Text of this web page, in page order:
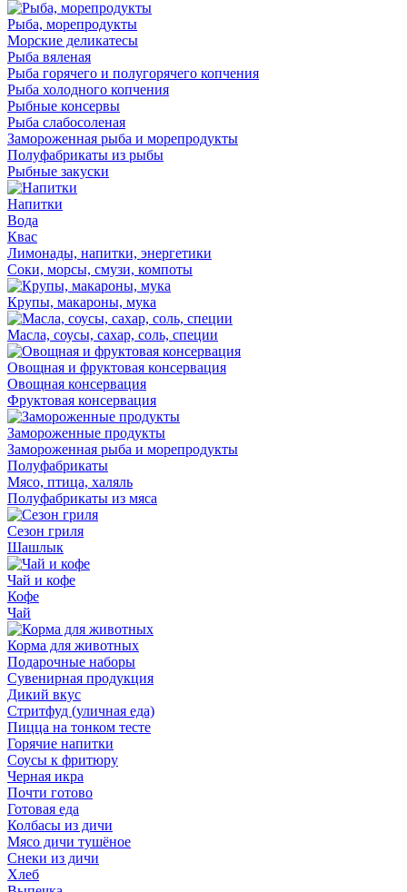
Рыба, морепродукты
Морские деликатесы
Рыба вяленая
Рыба горячего и полугорячего копчения
Рыба холодного копчения
Рыбные консервы
Рыба слабосоленая
Замороженная рыба и морепродукты
Полуфабрикаты из рыбы
Рыбные закуски
Напитки
Вода
Квас
Лимонады, напитки, энергетики
Соки, морсы, смузи, компоты
Крупы, макароны, мука
Масла, соусы, сахар, соль, специи
Овощная и фруктовая консервация
Овощная консервация
Фруктовая консервация
Замороженные продукты
Замороженная рыба и морепродукты
Полуфабрикаты
Мясо, птица, халяль
Полуфабрикаты из мяса
Сезон гриля
Шашлык
Чай и кофе
Кофе
Чай
Корма для животных
Подарочные наборы
Сувенирная продукция
Дикий вкус
Стритфуд (уличная еда)
Пицца на тонком тесте
Горячие напитки
Соусы к фритюру
Черная икра
Почти готово
Готовая еда
Колбасы из дичи
Мясо дичи тушёное
Снеки из дичи
Хлеб